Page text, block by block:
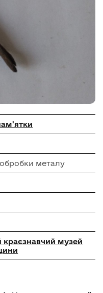
обробки металу
краєзнавчий музей